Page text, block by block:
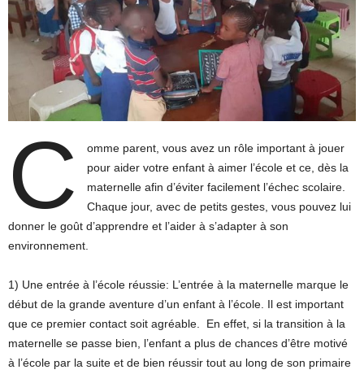
C
omme parent, vous avez un rôle important à jouer
pour aider votre enfant à aimer l’école et ce, dès la
maternelle afin d’éviter facilement l’échec scolaire.
Chaque jour, avec de petits gestes, vous pouvez lui
donner le goût d’apprendre et l’aider à s’adapter à son
environnement.
1) Une entrée à l’école réussie: L’entrée à la maternelle marque le
début de la grande aventure d’un enfant à l’école. Il est important
que ce premier contact soit agréable. En effet, si la transition à la
maternelle se passe bien, l’enfant a plus de chances d’être motivé
à l’école par la suite et de bien réussir tout au long de son primaire